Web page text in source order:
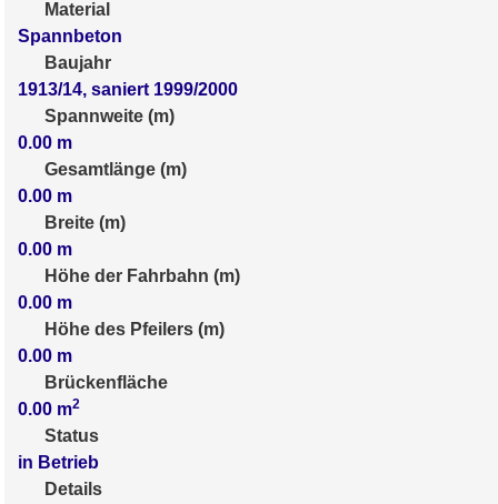
Material
Spannbeton
Baujahr
1913/14, saniert 1999/2000
Spannweite (m)
0.00 m
Gesamtlänge (m)
0.00 m
Breite (m)
0.00 m
Höhe der Fahrbahn (m)
0.00 m
Höhe des Pfeilers (m)
0.00 m
Brückenfläche
0.00 m2
Status
in Betrieb
Details